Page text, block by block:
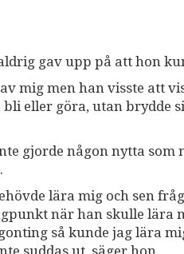
gav upp på att hon
mig men han visste att
eller göra, utan brydde
gjorde någon nytta
lära mig och sen
när han skulle lära
så kunde jag lära